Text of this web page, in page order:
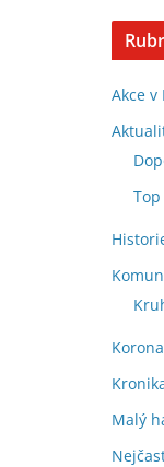
Akce
Top
Malý